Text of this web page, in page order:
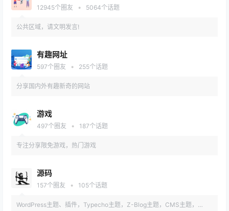
12945个圈友 • 5064个话题
公共区域，请文明发言!
有趣网址
597个圈友 • 255个话题
分享国内外有趣新奇的网站
游戏
497个圈友 • 187个话题
专注分享限免游戏，热门游戏
源码
157个圈友 • 105个话题
WordPress主题、插件，Typecho主题，Z-Blog主题，CMS主题，